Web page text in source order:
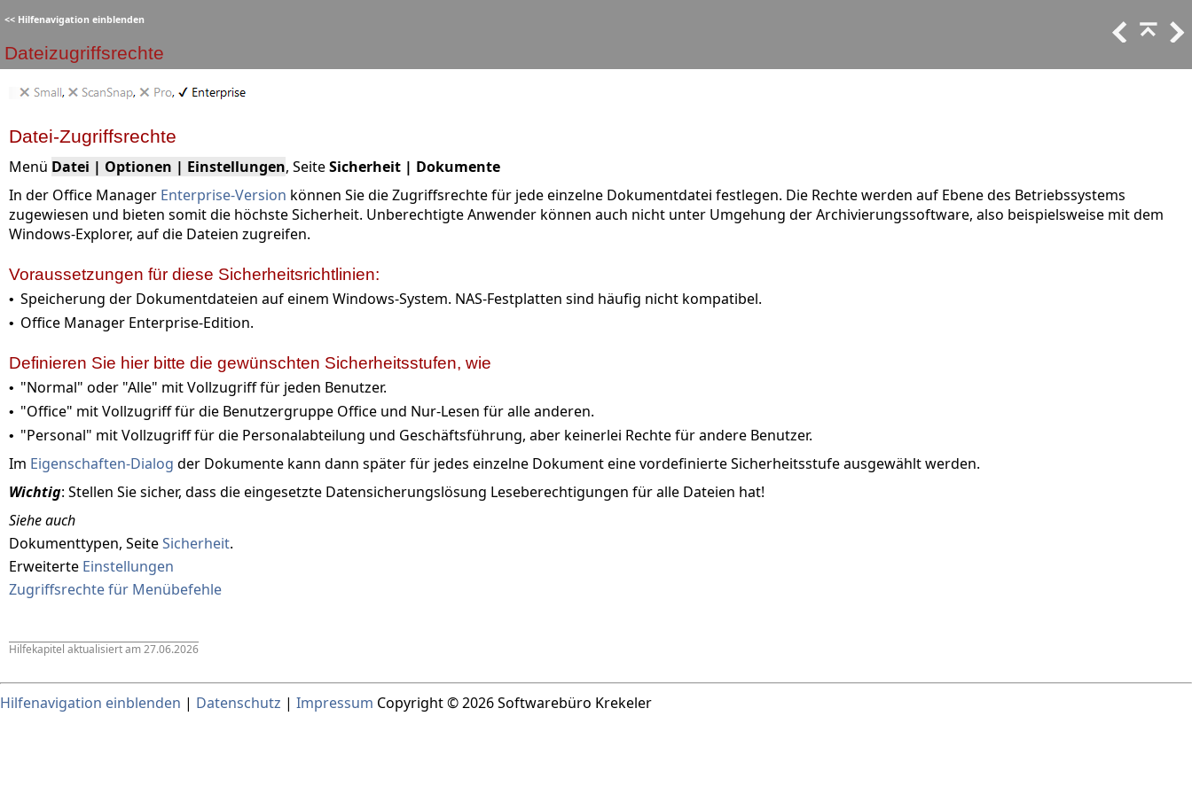
<< Hilfenavigation einblenden
Dateizugriffsrechte
Datei-Zugriffsrechte
Menü Datei | Optionen | Einstellungen, SeiteSicherheit | Dokumente
In der Office Manager Enterprise-Version können Sie die Zugriffsrechte für jede einzelne Dokumentdatei festlegen. Die Rechte werden auf Ebene des Betriebssystems
zugewiesen und bieten somit die höchste Sicherheit. Unberechtigte Anwender können auch nicht unter Umgehung der Archivierungssoftware, also beispielsweise mit dem
Windows-Explorer, auf die Dateien zugreifen.
Voraussetzungen für diese Sicherheitsrichtlinien:
• Speicherung der Dokumentdateien auf einem Windows-System. NAS-Festplatten sind häufig nicht kompatibel.
• Office Manager Enterprise-Edition.
Definieren Sie hier bitte die gewünschten Sicherheitsstufen, wie
• "Normal" oder "Alle" mit Vollzugriff für jeden Benutzer.
• "Office" mit Vollzugriff für die Benutzergruppe Office und Nur-Lesen für alle anderen.
• "Personal" mit Vollzugriff für die Personalabteilung und Geschäftsführung, aber keinerlei Rechte für andere Benutzer.
Im Eigenschaften-Dialog der Dokumente kann dann später für jedes einzelne Dokument eine vordefinierte Sicherheitsstufe ausgewählt werden.
Wichtig: Stellen Sie sicher, dass die eingesetzte Datensicherungslösung Leseberechtigungen für alle Dateien hat!
Siehe auch
Dokumenttypen, SeiteSicherheit.
Erweiterte Einstellungen
Zugriffsrechte für Menübefehle
Hilfekapitel aktualisiert am27.06.2026
Hilfenavigation einblenden | Datenschutz | Impressum Copyright © 2026 Softwarebüro Krekeler